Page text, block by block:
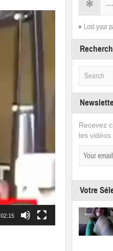
02:15
Lost your
Recevez
les
Votre